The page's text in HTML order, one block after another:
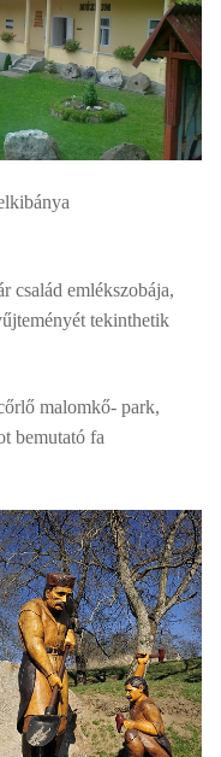
család emlékszobája,
tekinthetik
malomkő- park,
bemutató fa